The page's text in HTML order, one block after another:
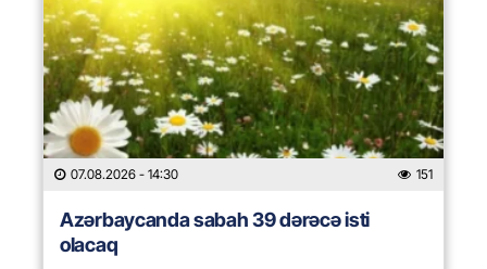
07.08.2026 - 14:30 151
Azərbaycanda sabah 39 dərəcə isti
olacaq